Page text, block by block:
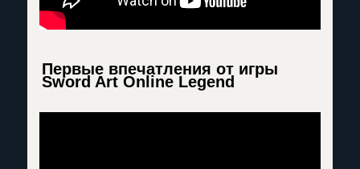
Первые впечатления от игры
Sword Art Online Legend